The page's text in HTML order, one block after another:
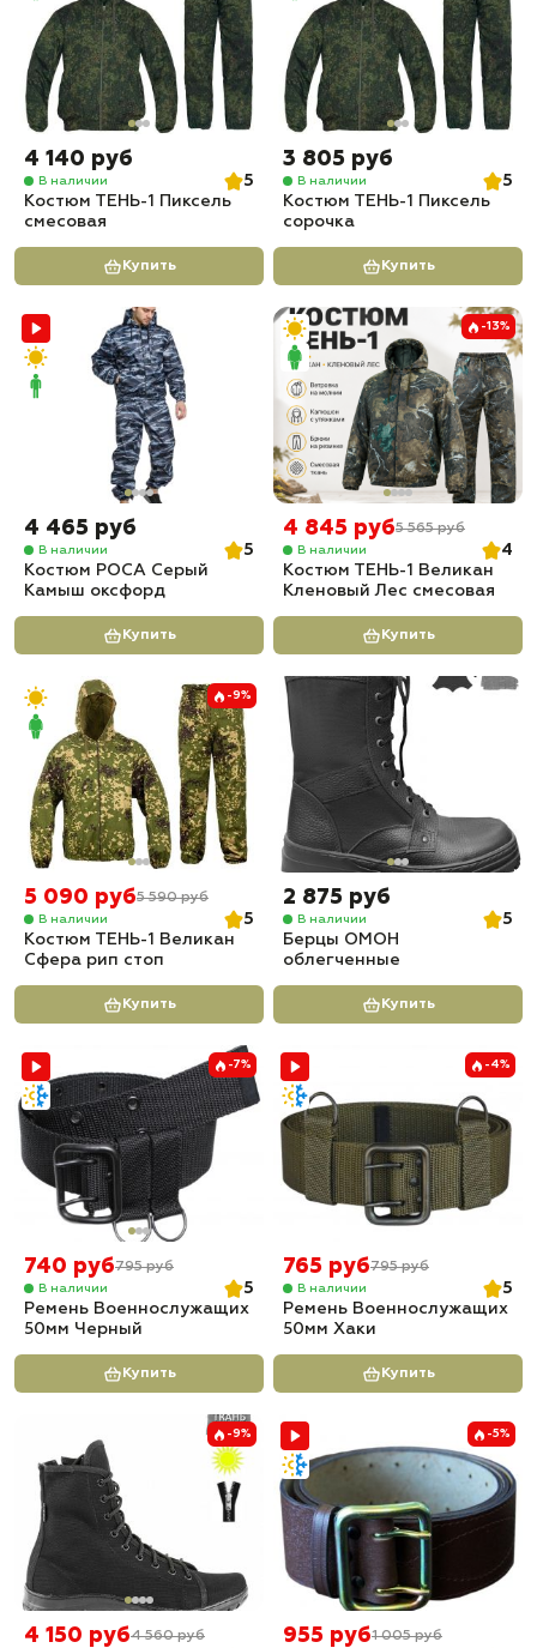
4 140 руб
В наличии
5
Костюм ТЕНЬ-1 Пиксель
смесовая
Купить
3 805 руб
В наличии
5
Костюм ТЕНЬ-1 Пиксель
сорочка
Купить
4 465 руб
В наличии
5
Костюм РОСА Серый
Камыш оксфорд
Купить
-13%
4 845 руб5 565 руб
В наличии
4
Костюм ТЕНЬ-1 Великан
Кленовый Лес смесовая
Купить
-9%
5 090 руб5 590 руб
В наличии
5
Костюм ТЕНЬ-1 Великан
Сфера рип стоп
Купить
2 875 руб
В наличии
5
Берцы ОМОН
облегченные
Купить
-7%
740 руб795 руб
В наличии
5
Ремень Военнослужащих
50мм Черный
Купить
-4%
765 руб795 руб
В наличии
5
Ремень Военнослужащих
50мм Хаки
Купить
-9%
4 150 руб4 560 руб
-5%
955 руб1 005 руб